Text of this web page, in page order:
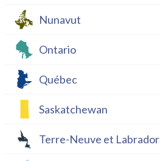
Nunavut
Ontario
Québec
Saskatchewan
Terre-Neuve et Labrador